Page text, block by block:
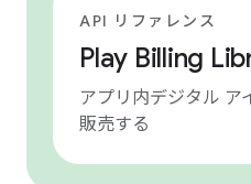
API リファレンス
Play Billing
アプリ内デジタル ア
販売する